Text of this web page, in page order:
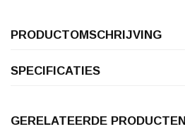
PRODUCTOMSCHRIJVING
SPECIFICATIES
GERELATEERDE PRODUCTEN